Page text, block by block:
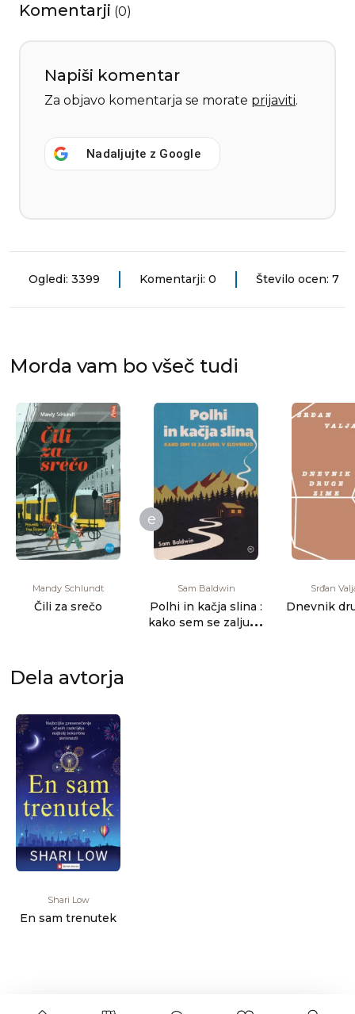
Komentarji (0)
Napiši komentar
Za objavo komentarja se morate prijaviti.
Nadaljujte z Google
Ogledi: 3399 Komentarji: 0 Število ocen: 7
Morda vam bo všeč tudi
Mandy Schlundt
Čili za srečo
e
Sam Baldwin
Polhi in kačja slina :
kako sem se zaljubil
Srđan
Dnevnik
Dela avtorja
Shari Low
En sam trenutek